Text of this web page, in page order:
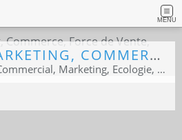
MENU
ECONOMIE, MARKETING, COMMERCE, FORCE DE VENTE, ECOLOGIE
Magazine d’Economie, Commercial, Marketing, Ecologie, Sport business